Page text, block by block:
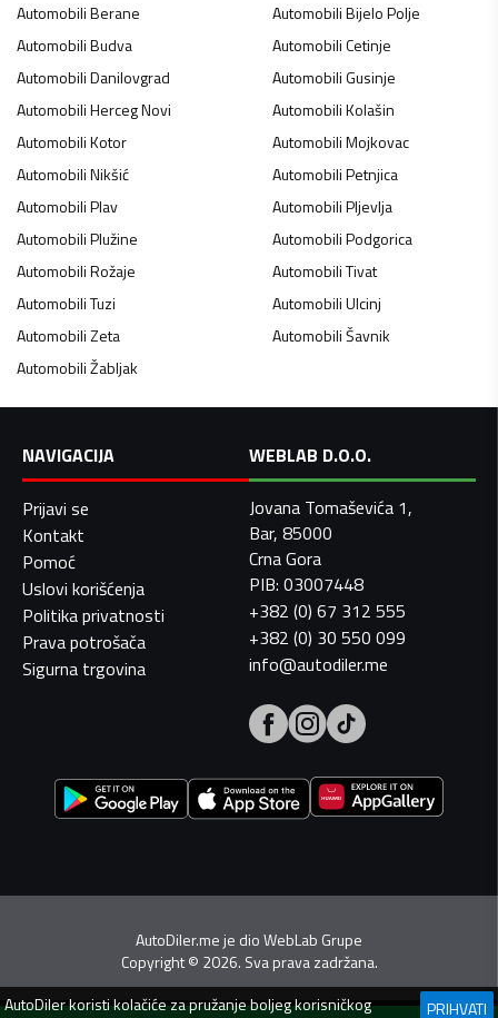
AutomobiliBerane AutomobiliBijelo Polje
AutomobiliBudva AutomobiliCetinje
AutomobiliDanilovgrad AutomobiliGusinje
AutomobiliHerceg Novi AutomobiliKolašin
AutomobiliKotor AutomobiliMojkovac
AutomobiliNikšić AutomobiliPetnjica
AutomobiliPlav AutomobiliPljevlja
AutomobiliPlužine AutomobiliPodgorica
AutomobiliRožaje AutomobiliTivat
AutomobiliTuzi AutomobiliUlcinj
AutomobiliZeta AutomobiliŠavnik
AutomobiliŽabljak
NAVIGACIJA
Prijavi se
Kontakt
Pomoć
Uslovi korišćenja
Politika privatnosti
Prava potrošača
Sigurna trgovina
WEBLAB D.O.O.
Jovana Tomaševića 1,
Bar, 85000
Crna Gora
PIB: 03007448
+382 (0) 67 312 555
+382 (0) 30 550 099
info@autodiler.me
AutoDiler.me je dioWebLab Grupe
Copyright© 2026. Sva prava zadržana.
AutoDilerkoristi kolačiće za pružanje boljeg korisničkog
PRIHVATI